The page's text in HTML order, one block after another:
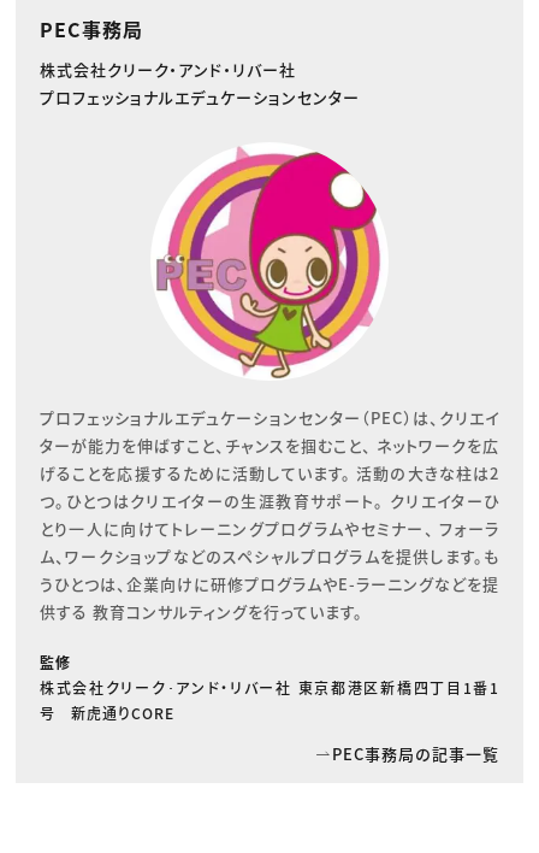
PEC事務局
株式会社クリーク・アンド・リバー社
プロフェッショナルエデュケーションセンター
プロフェッショナルエデュケーションセンター（PEC）は、クリエイ
ターが能力を伸ばすこと、チャンスを掴むこと、 ネットワークを広
げることを応援するために活動しています。 活動の大きな柱は2
つ。ひとつはクリエイターの生涯教育サポート。 クリエイターひ
とり一人に向けてトレーニングプログラムやセミナー、 フォーラ
ム、ワークショップなどのスペシャルプログラムを提供します。も
うひとつは、企業向けに研修プログラムやE-ラーニングなどを提
供する 教育コンサルティングを行っています。
監修
株式会社クリーク･アンド・リバー社 東京都港区新橋四丁目1番1
号 新虎通りCORE
PEC事務局の記事一覧